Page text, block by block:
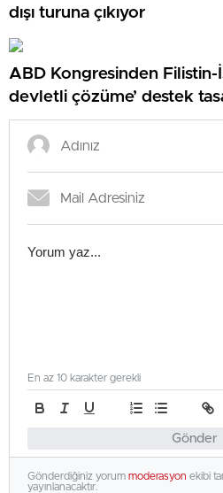
dışı turuna çıkıyor
ABD Kongresinden Filistin-
devletli çözüme’ destek
Gönder
En az 10 karakter gerekli
Gönderdiğiniz yorum moderasyon ekibi
yayınlanacaktır.